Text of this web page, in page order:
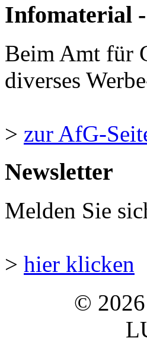
Infomaterial
Beim Amt für
diverses
> zur AfG-
Newsletter
Melden Sie
> hier klicken
©